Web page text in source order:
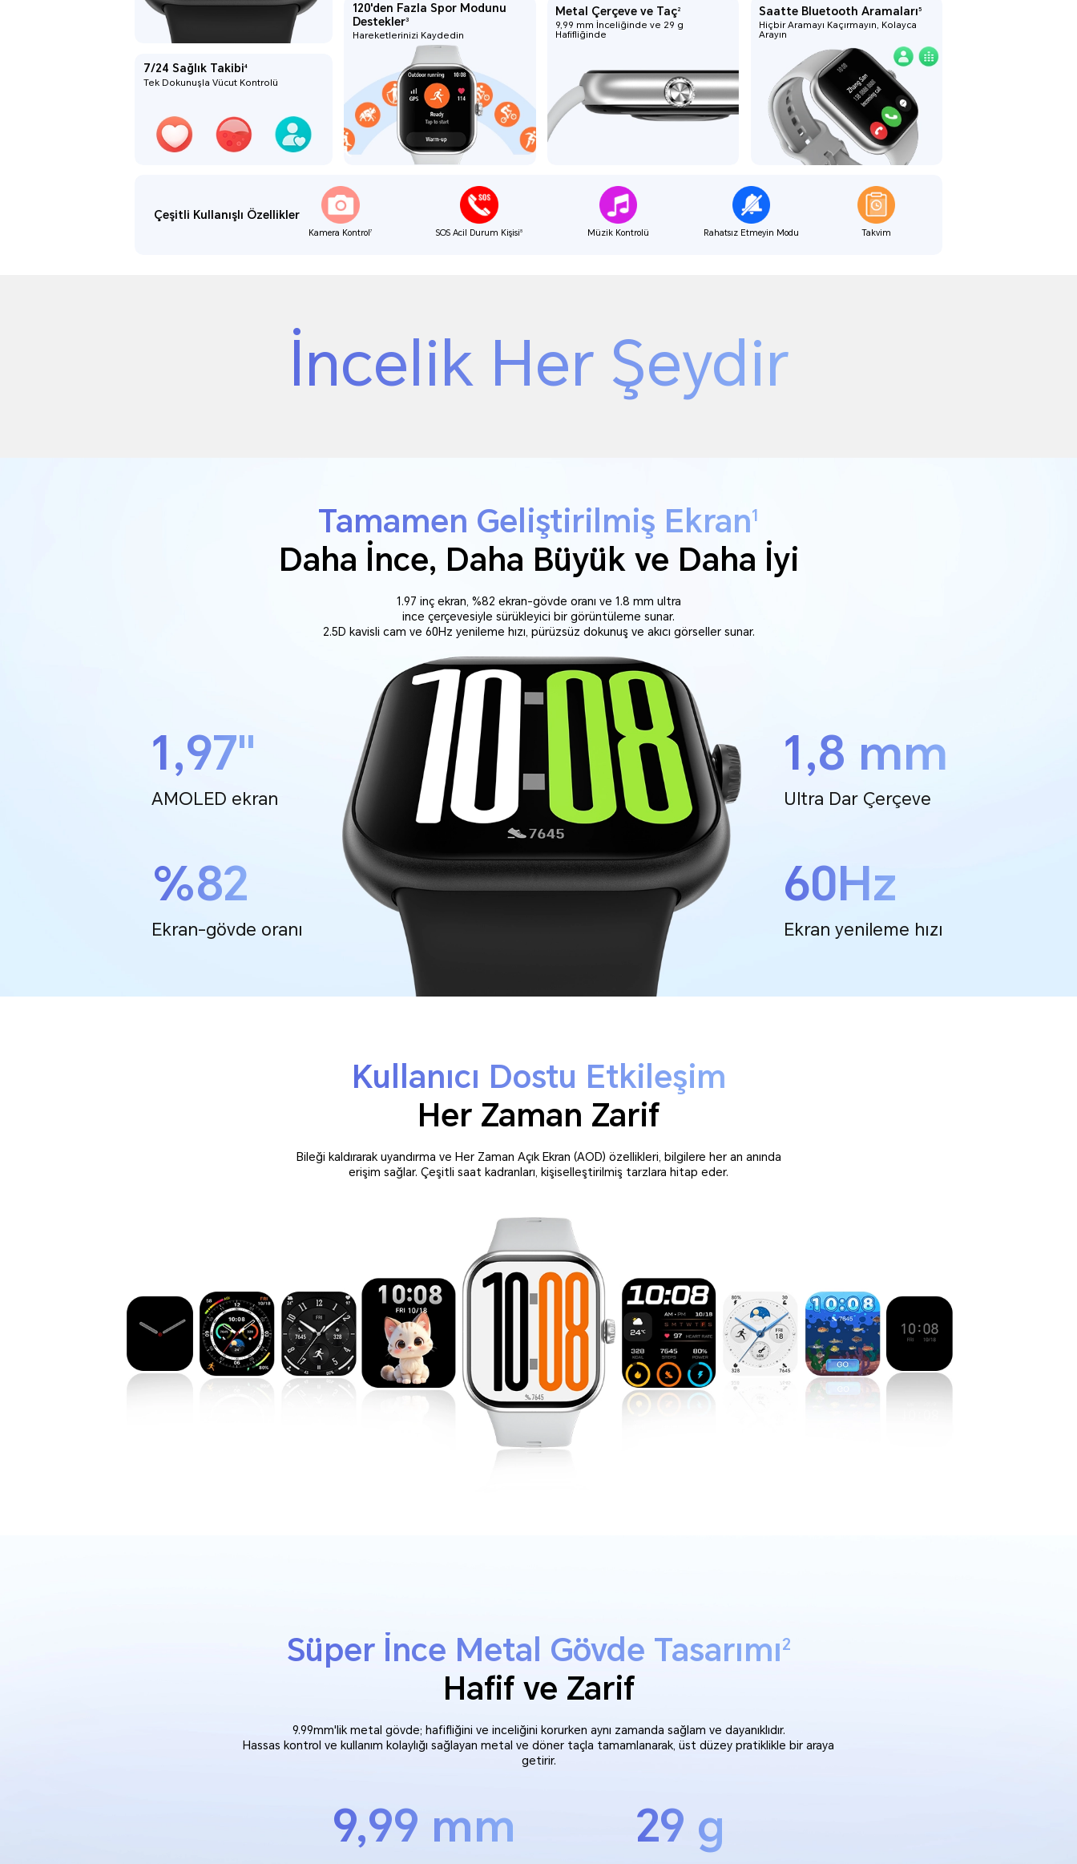
7/24 Sağlık Takibi4
Tek Dokunuşla Vücut Kontrolü
120'den Fazla Spor Modunu
Destekler3
Hareketlerinizi Kaydedin
Metal Çerçeve ve Taç2
9,99 mm İnceliğinde ve 29 g
Hafifliğinde
Saatte Bluetooth Aramaları5
Hiçbir Aramayı Kaçırmayın, Kolayca
Arayın
Çeşitli Kullanışlı Özellikler
Kamera Kontrol7 SOS Acil Durum Kişisi8 Müzik Kontrolü Rahatsız Etmeyin Modu Takvim
İncelik Her Şeydir
Tamamen Geliştirilmiş Ekran1
Daha İnce, Daha Büyük ve Daha İyi
1.97 inç ekran, %82 ekran-gövde oranı ve 1.8 mm ultra
ince çerçevesiyle sürükleyici bir görüntüleme sunar.
2.5D kavisli cam ve 60Hz yenileme hızı, pürüzsüz dokunuş ve akıcı görseller sunar.
1,97"
AMOLED ekran
%82
Ekran-gövde oranı
1,8 mm
Ultra Dar Çerçeve
60Hz
Ekran yenileme hızı
Kullanıcı Dostu Etkileşim
Her Zaman Zarif
Bileği kaldırarak uyandırma ve Her Zaman Açık Ekran (AOD) özellikleri, bilgilere her an anında
erişim sağlar. Çeşitli saat kadranları, kişiselleştirilmiş tarzlara hitap eder.
Süper İnce Metal Gövde Tasarımı2
Hafif ve Zarif
9.99mm'lik metal gövde; hafifliğini ve inceliğini korurken aynı zamanda sağlam ve dayanıklıdır.
Hassas kontrol ve kullanım kolaylığı sağlayan metal ve döner taçla tamamlanarak, üst düzey pratiklikle bir araya
getirir.
9,99 mm 29 g